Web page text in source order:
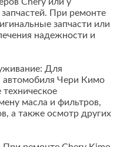
При ремонте
запчасти или
надежности и
Для
Чери Кимо
масла и фильтров,
а также осмотр других